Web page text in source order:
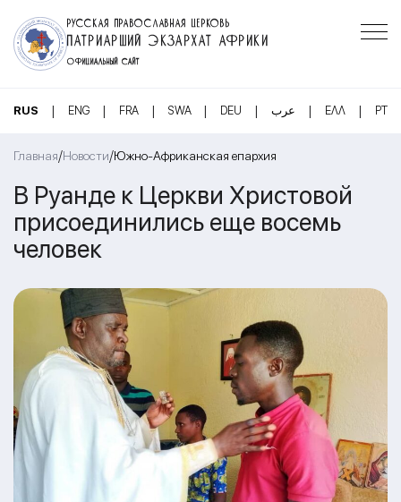
РУССКАЯ ПРАВОСЛАВНАЯ ЦЕРКОВЬ
ПАТРИАРШИЙ ЭКЗАРХАТ АФРИКИ
ОФИЦИАЛЬНЫЙ САЙТ
RUS | ENG | FRA | SWA | DEU | عرب | ΕΛΛ | PT
Главная/Новости/Южно-Африканская епархия
В Руанде к Церкви Христовой
присоединились еще восемь
человек